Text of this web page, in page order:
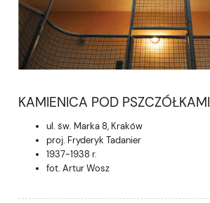
KAMIENICA POD PSZCZÓŁKAMI
ul. św. Marka 8, Kraków
proj. Fryderyk Tadanier
1937-1938 r.
fot. Artur Wosz